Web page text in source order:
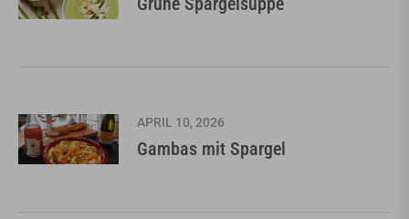
APRIL 10, 2026
Gambas mit Spargel